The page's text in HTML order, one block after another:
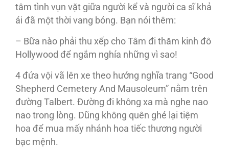
tâm tình vụn vặt giữa người kể và người ca sĩ khả
ái đã một thời vang bóng. Bạn nói thêm:
– Bữa nào phải thu xếp cho Tâm đi thăm kinh đô
Hollywood để ngắm nghía những vì sao!
4 đứa vội vã lên xe theo hướng nghĩa trang “Good
Shepherd Cemetery And Mausoleum” nằm trên
đường Talbert. Đường đi không xa mà nghe nao
nao trong lòng. Dũng không quên ghé lại tiệm
hoa để mua mấy nhánh hoa tiếc thương người
bạc mệnh.